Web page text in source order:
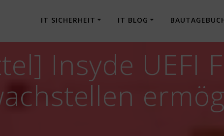
IT SICHERHEIT IT BLOG
Insyde UEFI